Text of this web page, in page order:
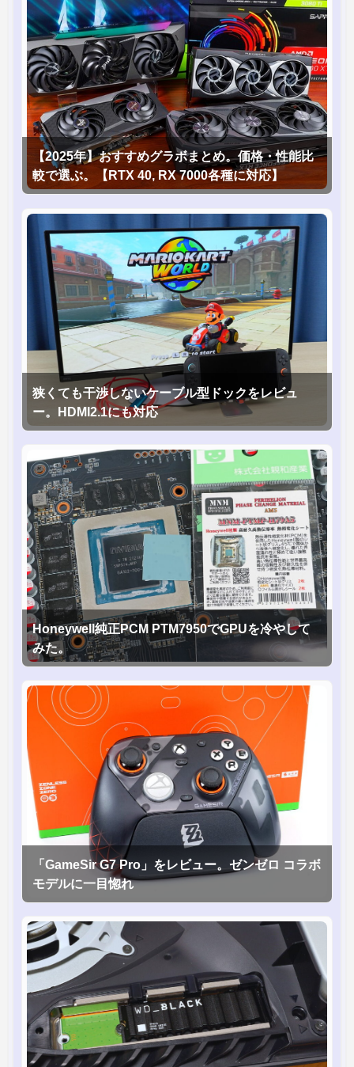
【2025年】おすすめグラボまとめ。価格・性能比
較で選ぶ。【RTX 40, RX 7000各種に対応】
狭くても干渉しないケーブル型ドックをレビュ
ー。HDMI2.1にも対応
Honeywell純正PCM PTM7950でGPUを冷やして
みた。
「GameSir G7 Pro」をレビュー。ゼンゼロ コラボ
モデルに一目惚れ